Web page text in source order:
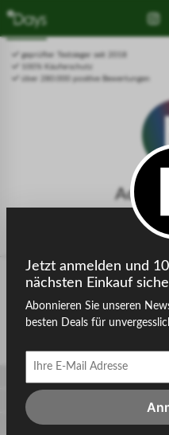
Drücken Sie Alt+1 für den
Bildschirmlesemodus, Alt+0 zum
Abbrechen
Leitfaden für barrierefreie
Bildschirmlesegeräte, Feedback
und Fehlerberichte | Neues
Fenstergeprüfter Testsieger seit 2018
100% Käuferschutz
über 280.000 positive Bewertungen
Die gesuchte Seite
zurück
Gastgeber
touriDat Reiseblog
Jetzt anmelden und
nächsten Einkauf
Abonnieren Sie unseren
besten Deals für